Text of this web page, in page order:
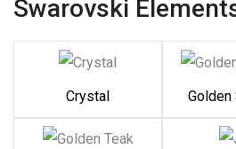
Swarovski
Crystal Golden